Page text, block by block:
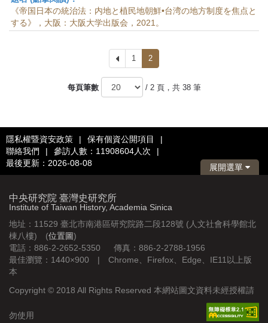
《帝国日本の統治法：内地と植民地朝鮮•台湾の地方制度を焦点と
する》，大阪：大阪大学出版会，2021。
上
一
頁
1 2
每頁筆數 / 2 頁，共 38 筆
隱私權暨資安政策 | 保有個資公開項目
|
聯絡我們
| 參訪人數：11908604人次
|
最後更新：2026-08-08
展開選單
中央研究院 臺灣史研究所
Institute of Taiwan History, Academia Sinica
地址：11529 臺北市南港區研究院路二段128號 (人文社會科學館北
棟八樓) (位置圖)
電話：886-2-2652-5350 傳真：886-2-2788-1956
最佳瀏覽：1440×900 | Chrome、Firefox、Edge、IE11以上版
本
Copyright © 2018 All Rights Reserved 本網站圖文資料未經授權請
勿使用